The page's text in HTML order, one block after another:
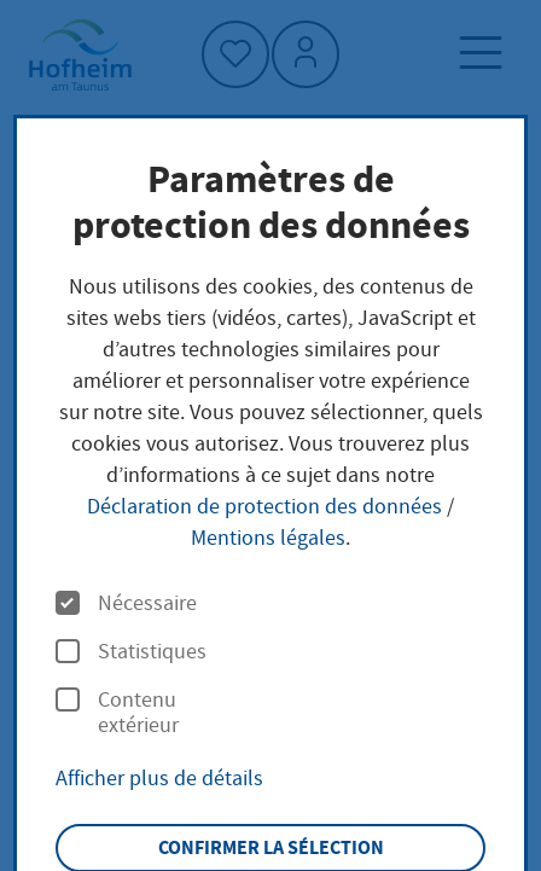
Accueil"
Page d'accueil
Vivre à Hofheim
Planification, construction et transport
Planen und Bauen
Planen und Bauen
Planifications et projets de
Conseil en construction
Soziale Stadt
Paramètres de
protection des données
Nous utilisons des cookies, des contenus de
sites webs tiers (vidéos, cartes), JavaScript et
d’autres technologies similaires pour
améliorer et personnaliser votre expérience
sur notre site. Vous pouvez sélectionner, quels
cookies vous autorisez. Vous trouverez plus
d’informations à ce sujet dans notre
Déclaration de protection des données /
Mentions légales.
O
p
t
i
n
s
Nécessaire
Statistiques
Contenu
extérieur
Afficher plus de détails
CONFIRMER LA SÉLECTION